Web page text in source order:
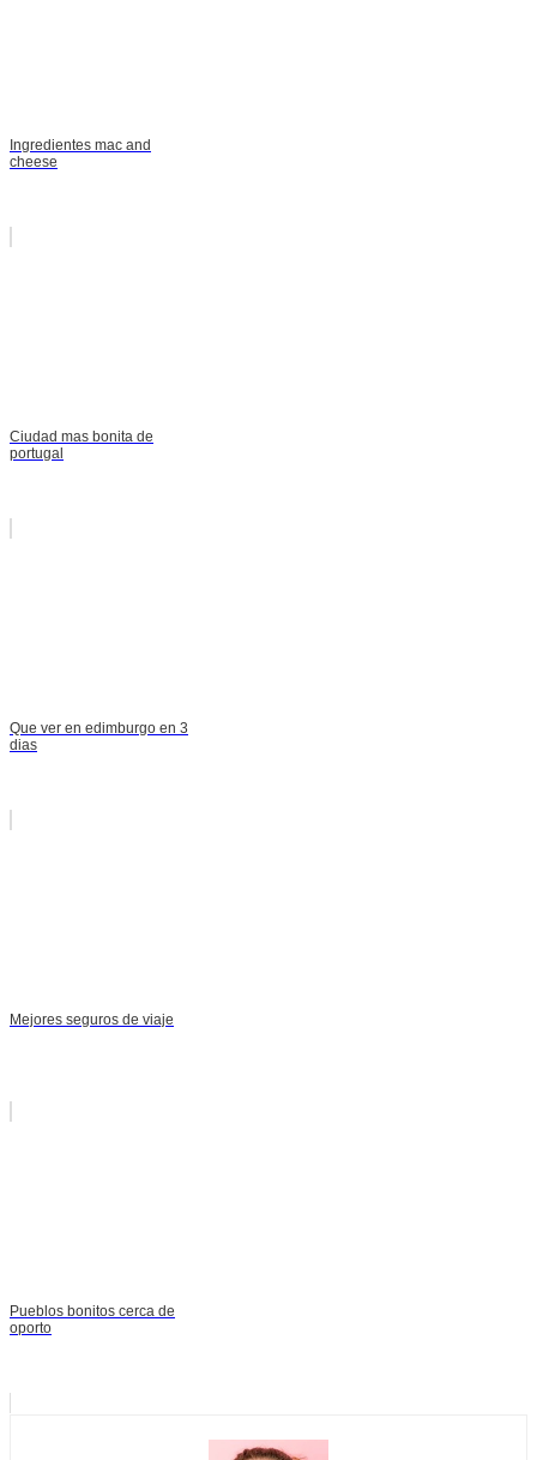
Ingredientes mac and
cheese
Ciudad mas bonita de
portugal
Que ver en edimburgo en 3
dias
Mejores seguros de viaje
Pueblos bonitos cerca de
oporto